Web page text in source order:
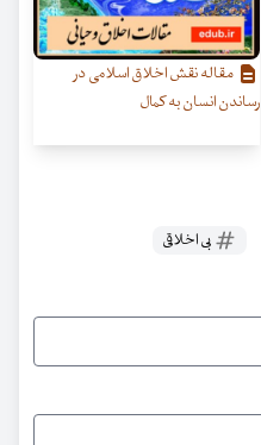
مقاله نقش اخلاق اسلامی در
رساندن انسان به کمال
بی اخلاقی